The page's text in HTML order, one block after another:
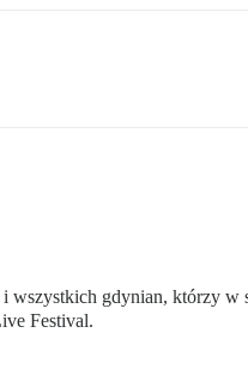
i wszystkich gdynian,
Festival.